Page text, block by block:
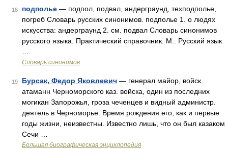
18 подполье — подпол, подвал, андерграунд, техподполье,
погреб Словарь русских синонимов. подполье 1. о людях
искусства: андерграунд 2. см. подвал Словарь синонимов
русского языка. Практический справочник. М.: Русский язык
Словарь синонимов
19 Бурсак, Федор Яковлевич — генерал майор, войск.
атаманн Черноморского каз. войска, один из последних
могикан Запорожья, гроза чеченцев и видный администр.
деятель в Черноморье. Время рождения его, как и первые
годы жизни, неизвестны. Известно лишь, что он был казаком
Сечи …
Большая биографическая энциклопедия